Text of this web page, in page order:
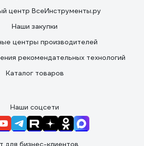
центр ВсеИнструменты.ру
Наши закупки
центры производителей
рекомендательных технологий
Каталог товаров
Наши соцсети
для бизнес-клиентов